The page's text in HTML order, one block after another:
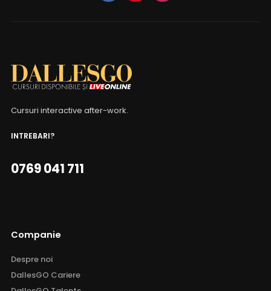
Cursuri interactive after-work.
INTREBARI?
0769 041 711
Companie
Despre noi
DallesGO Cariere